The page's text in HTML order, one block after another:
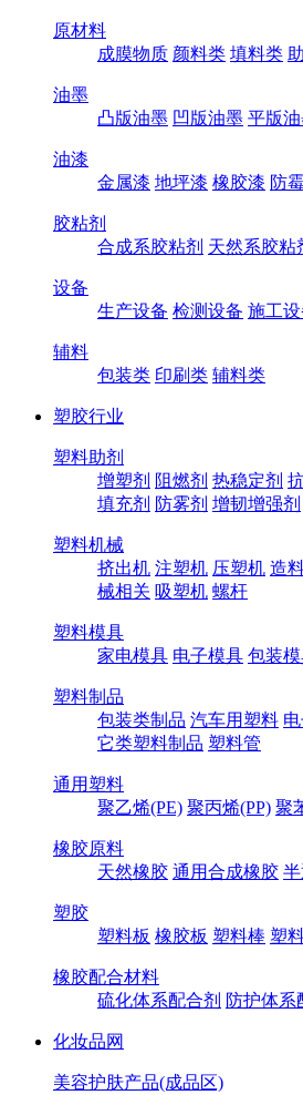
原材料
成膜物质 颜料类 填料类
油墨
凸版油墨 凹版油墨 平版
油漆
金属漆 地坪漆 橡胶漆 防
胶粘剂
合成系胶粘剂 天然系胶粘
设备
生产设备 检测设备 施工
辅料
包装类 印刷类 辅料类
塑胶行业
塑料助剂
增塑剂 阻燃剂 热稳定剂
填充剂 防雾剂 增韧增强剂
塑料机械
挤出机 注塑机 压塑机 造
械相关 吸塑机 螺杆
塑料模具
家电模具 电子模具 包装
塑料制品
包装类制品 汽车用塑料
它类塑料制品 塑料管
通用塑料
聚乙烯(PE) 聚丙烯(PP) 聚
橡胶原料
天然橡胶 通用合成橡胶
塑胶
塑料板 橡胶板 塑料棒 塑
橡胶配合材料
硫化体系配合剂 防护体系
化妆品网
美容护肤产品(成品区)